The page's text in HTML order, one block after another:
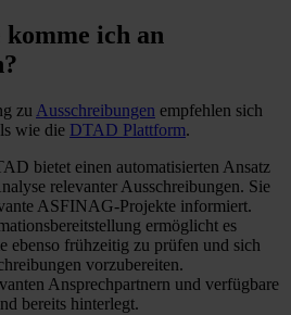
ich an
zu Ausschreibungen empfehlen sich
wie die DTAD Plattform.
bietet einen automatisierten Ansatz
relevanter Ausschreibungen. Sie
ASFINAG-Projekte informiert.
ermöglicht es
ebenso frühzeitig zu prüfen und sich
vorzubereiten.
Ansprechpartnern und verfügbare
bereits hinterlegt.